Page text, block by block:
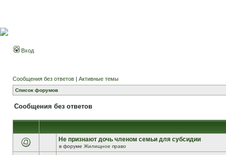
Вход
Сообщения без ответов | Активные темы
Список форумов
Сообщения без ответов
Не признают дочь членом семьи для субсидии
в форуме Жилищное право